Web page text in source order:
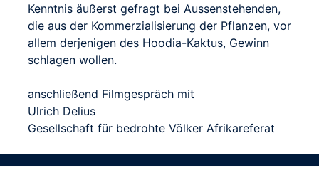
Kenntnis äußerst gefragt bei Aussenstehenden,
die aus der Kommerzialisierung der Pflanzen, vor
allem derjenigen des Hoodia-Kaktus, Gewinn
schlagen wollen.
anschließend Filmgespräch mit
Ulrich Delius
Gesellschaft für bedrohte Völker Afrikareferat